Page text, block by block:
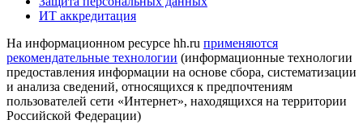
ИТ аккредитация
На информационном ресурсе hh.ru применяются
рекомендательные технологии (информационные технологии
предоставления информации на основе сбора, систематизации
и анализа сведений, относящихся к предпочтениям
пользователей сети «Интернет», находящихся на территории
Российской Федерации)